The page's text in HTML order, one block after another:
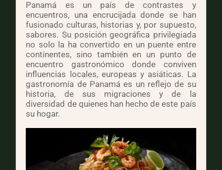
Panamá es un país de contrastes y
encuentros, una encrucijada donde se han
fusionado culturas, historias y, por supuesto,
sabores. Su posición geográfica privilegiada
no solo la ha convertido en un puente entre
continentes, sino también en un punto de
encuentro gastronómico donde conviven
influencias locales, europeas y asiáticas. La
gastronomía de Panamá es un reflejo de su
historia, de sus migraciones y de la
diversidad de quienes han hecho de este país
su hogar.